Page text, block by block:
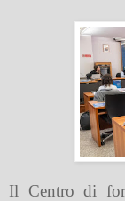
Il Centro di